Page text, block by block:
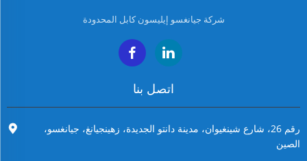
شركة جيانغسو إيليسون كابل المحدودة
اتصل بنا
رقم 26، شارع شينغيوان، مدينة دانتو الجديدة، زهينجيانغ، جيانغسو،
الصين